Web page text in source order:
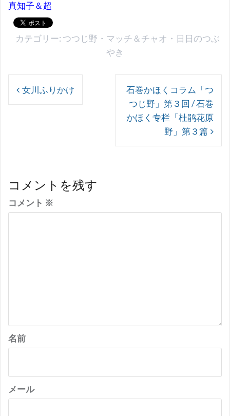
真知子＆超
カテゴリー: つつじ野 ・ マッチ＆チャオ ・ 日日のつぶ
やき
投
稿
シ
ョ
ン
女川ふりかけ
石巻かほくコラム「つ
つじ野」第３回 / 石巻
かほく专栏「杜鹃花原
野」第３篇
コメントを残す
コメント ※
名前
メール